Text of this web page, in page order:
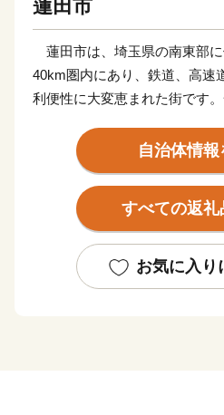
蓮田市
蓮田市は、埼玉県の南東部
40km圏内にあり、鉄道、高速
利便性に大変恵まれた街です
化遺産にも恵まれています。
現在、更なる発展を目指し、
力を活用した認定こども園や
推進しています。
レックス蓮田」が完成し、令
ル内の行政窓口（蓮田駅西口
自治体情報
すべての返礼
お気に入り